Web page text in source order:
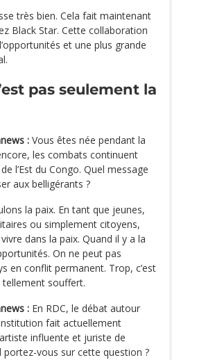
très bien. Cela fait maintenant
Black Star. Cette collaboration
et une plus grande
pas seulement la
: Vous êtes née pendant la
les combats continuent
l’Est du Congo. Quel message
aux belligérants ?
la paix. En tant que jeunes,
ou simplement citoyens,
dans la paix. Quand il y a la
On ne peut pas
en conflit permanent. Trop, c’est
souffert.
: En RDC, le débat autour
fait actuellement
influente et juriste de
vous sur cette question ?